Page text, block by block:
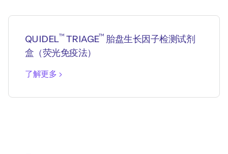
QUIDEL™ TRIAGE™ 胎盘生长因子检测试剂
盒（荧光免疫法）
了解更多